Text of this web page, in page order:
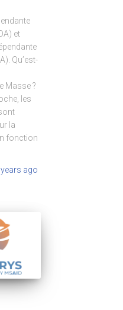
et
Qu’est-
Masse ?
les
la
fonction
ago